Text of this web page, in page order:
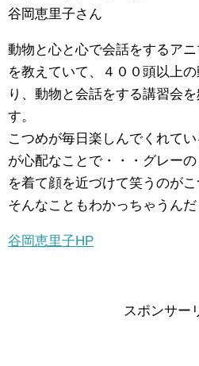
谷岡恵里子さん
動物と心と心で会話をするア
を教えていて、４００頭以上
り、動物と会話をする講習会
す。
こつめが毎日楽しんでくれて
が心配なことで・・・グレー
を着て顔を近づけて笑うのがこ
そんなこともわかっちゃうんだ
谷岡恵里子HP
スポンサー